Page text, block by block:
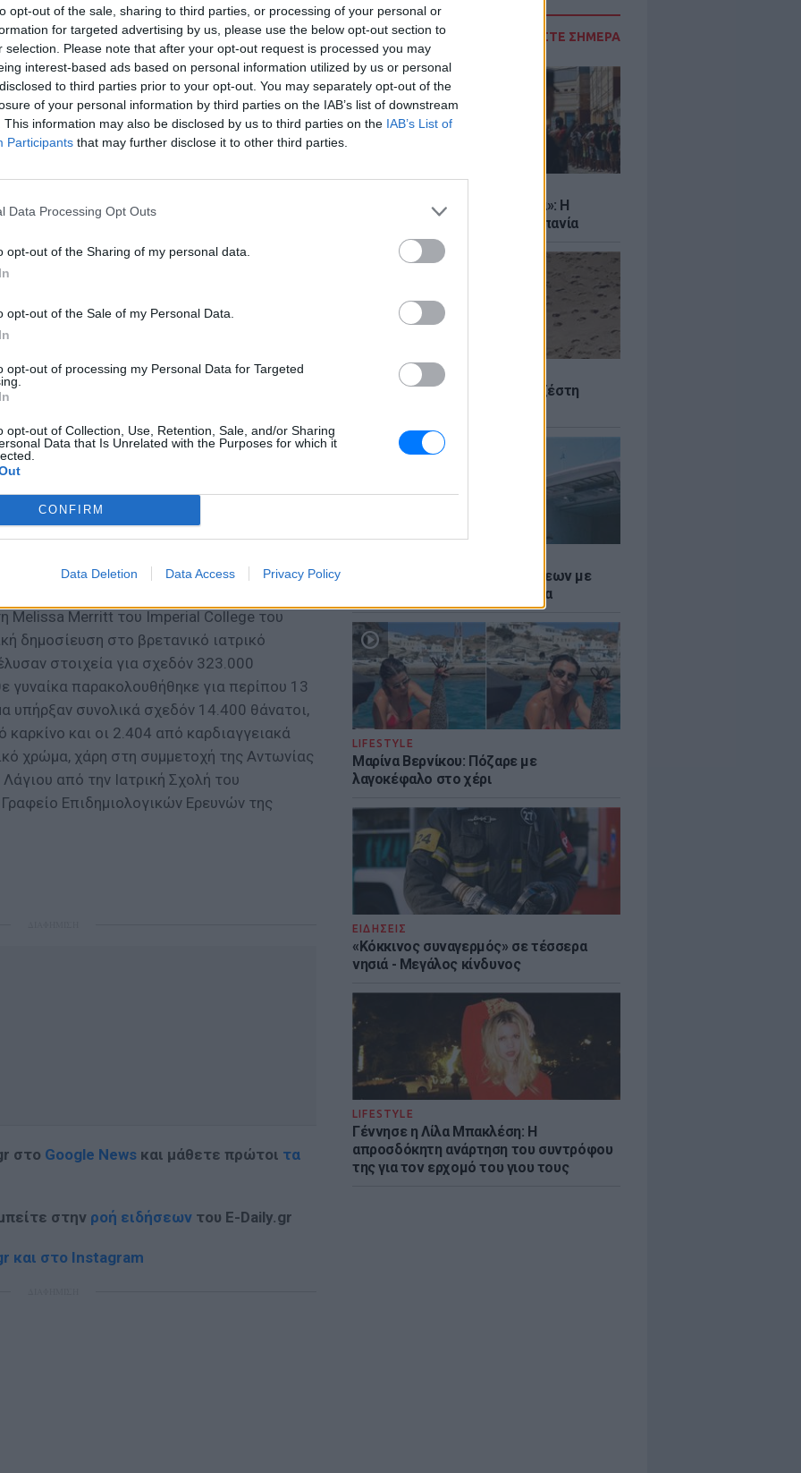
opt-out of the sale, sharing to third parties, or processing of your personal or
for targeted advertising by us, please use the below opt-out section to
selection. Please note that after your opt-out request is processed you may
interest-based ads based on personal information utilized by us or personal
to third parties prior to your opt-out. You may separately opt-out of the
of your personal information by third parties on the IAB’s list of downstream
This information may also be disclosed by us to third parties on the IAB’s List of
Participants that may further disclose it to other third parties.
Data Processing Opt Outs
opt-out of the Sharing of my personal data.
opt-out of the Sale of my Personal Data.
opt-out of processing my Personal Data for Targeted
opt-out of Collection, Use, Retention, Sale, and/or Sharing
Data that Is Unrelated with the Purposes for which it
CONFIRM
Data Deletion Data Access Privacy Policy
ΔΙΑΒΑΣΤΕ ΣΗΜΕΡΑ
«Δεν δεχόμαστε τελεσίγραφα»: Η
απάντηση της Ιταλίας στην Ισπανία
ΕΙΔΗΣΕΙΣ
Καιρός: Πού θα «χτυπήσει» η ζέστη
Αύγουστος: Ρεκόρ Αναχωρήσεων με
56.000 Ταξιδιώτες στα Λιμάνια
LIFESTYLE
Μαρίνα Βερνίκου: Πόζαρε με
λαγοκέφαλο στο χέρι
ΕΙΔΗΣΕΙΣ
«Κόκκινος συναγερμός» σε τέσσερα
νησιά - Μεγάλος κίνδυνος
LIFESTYLE
Γέννησε η Λίλα Μπακλέση: Η
απροσδόκητη ανάρτηση του συντρόφου
της για τον ερχομό του γιου τους
ΔΙΑΦΗΜΙΣΗ
αίτια, βρέθηκε ότι
όσες έχουν γεννήσει, έχουν θηλάσει και
Οι ερευνητές εκτιμούν ότι ορμονικοί
εξηγούν τη συσχέτιση των
τον κίνδυνο θανάτου. Όπως είπαν,
μελέτες για να επιβεβαιώσουν τα
τους.
Melissa Merritt του Imperial College του
δημοσίευση στο βρετανικό ιατρικό
στοιχεία για σχεδόν 323.000
γυναίκα παρακολουθήθηκε για περίπου 13
υπήρξαν συνολικά σχεδόν 14.400 θάνατοι,
και οι 2.404 από καρδιαγγειακά
χρώμα, χάρη στη συμμετοχή της Αντωνίας
από την Ιατρική Σχολή του
Επιδημιολογικών Ερευνών της
στο Google News και μάθετε πρώτοι τα
στην ροή ειδήσεων του E-Daily.gr
και στο Instagram